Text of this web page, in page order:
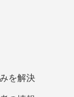
を解決